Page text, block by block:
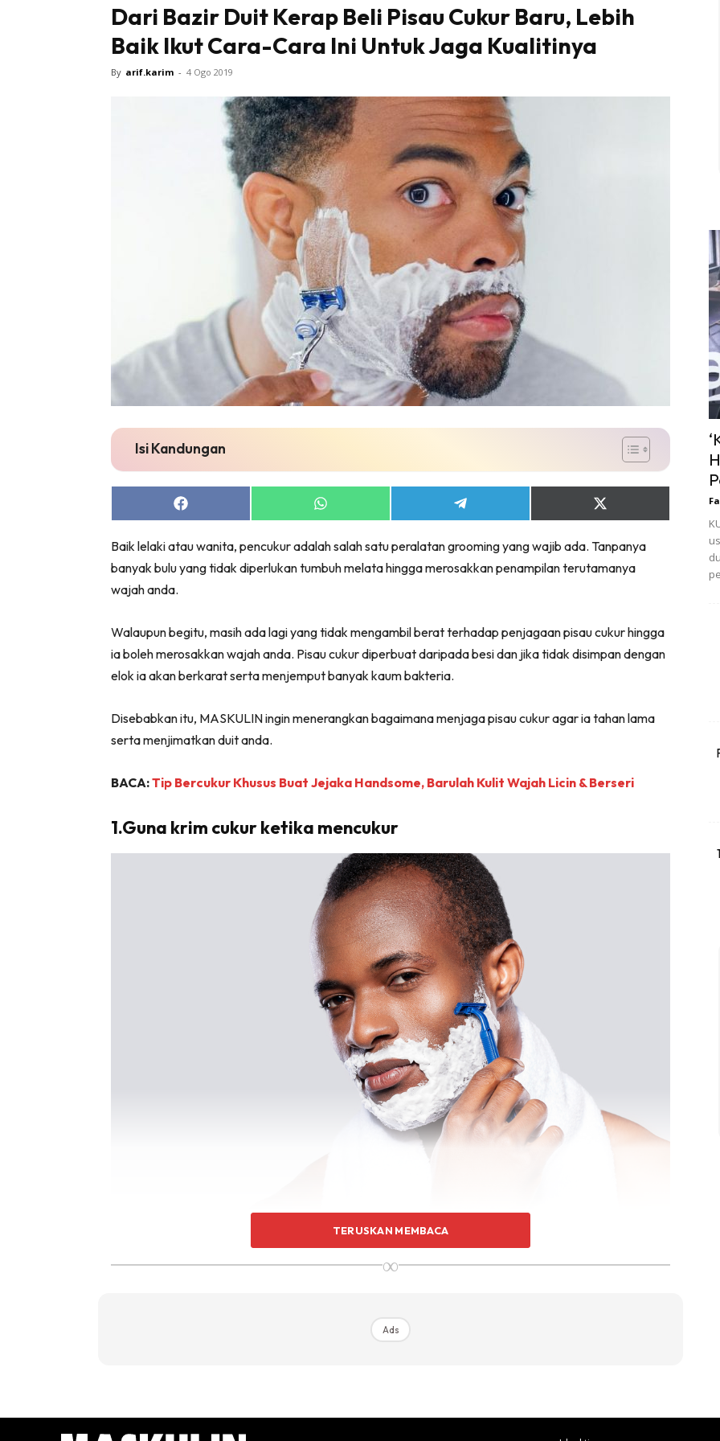
Dari Bazir Duit Kerap Beli Pisau Cukur Baru, Lebih
Baik Ikut Cara-Cara Ini Untuk Jaga Kualitinya
By arif.karim - 4 Ogo 2019
Isi Kandungan
Share
on
Share
on
Share
on
Share
on
(Twitter)
Baik lelaki atau wanita, pencukur adalah salah satu peralatan grooming yang wajib ada. Tanpanya
banyak bulu yang tidak diperlukan tumbuh melata hingga merosakkan penampilan terutamanya
wajah anda.
Walaupun begitu, masih ada lagi yang tidak mengambil berat terhadap penjagaan pisau cukur hingga
ia boleh merosakkan wajah anda. Pisau cukur diperbuat daripada besi dan jika tidak disimpan dengan
elok ia akan berkarat serta menjemput banyak kaum bakteria.
Disebabkan itu, MASKULIN ingin menerangkan bagaimana menjaga pisau cukur agar ia tahan lama
serta menjimatkan duit anda.
BACA:Tip Bercukur Khusus Buat Jejaka Handsome, Barulah Kulit Wajah Licin & Berseri
1.Guna krim cukur ketika mencukur
TERUSKAN MEMBACA
∞
Ads